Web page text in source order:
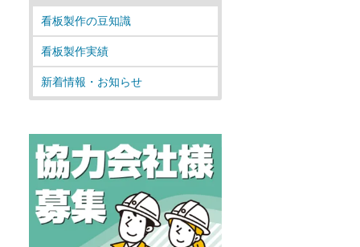
看板製作の豆知識
看板製作実績
新着情報・お知らせ